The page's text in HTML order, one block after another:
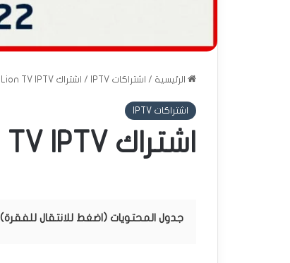
الرئيسية / اشتراكات IPTV / اشتراك Lion TV IPTV
اشتراكات IPTV
اشتراك Lion TV IPTV
جدول المحتويات (اضغط للانتقال للفقرة)